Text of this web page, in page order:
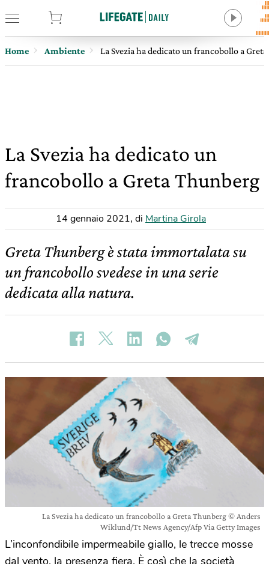
Home Ambiente La Svezia ha dedicato un francobollo a
La Svezia ha dedicato un
francobollo a Greta Thunberg
14 gennaio 2021, di Martina Girola
Greta Thunberg è stata immortalata su
un francobollo svedese in una serie
dedicata alla natura.
La Svezia ha dedicato un francobollo a Greta Thunberg © Anders
Wiklund/Tt News Agency/Afp Via Getty Images
L’inconfondibile impermeabile giallo, le trecce mosse
dal vento, la presenza fiera. È così che la società